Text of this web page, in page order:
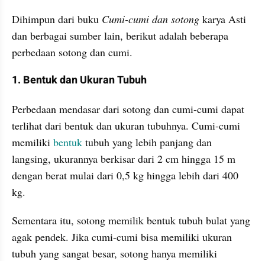
Dihimpun dari buku Cumi-cumi dan sotong karya Asti
dan berbagai sumber lain, berikut adalah beberapa
perbedaan sotong dan cumi.
1. Bentuk dan Ukuran Tubuh
Perbedaan mendasar dari sotong dan cumi-cumi dapat
terlihat dari bentuk dan ukuran tubuhnya. Cumi-cumi
memiliki bentuk tubuh yang lebih panjang dan
langsing, ukurannya berkisar dari 2 cm hingga 15 m
dengan berat mulai dari 0,5 kg hingga lebih dari 400
kg.
Sementara itu, sotong memilik bentuk tubuh bulat yang
agak pendek. Jika cumi-cumi bisa memiliki ukuran
tubuh yang sangat besar, sotong hanya memiliki